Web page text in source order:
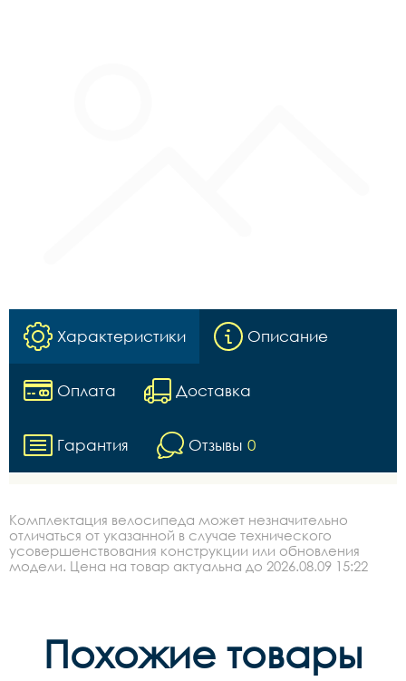
Характеристики Описание
Оплата Доставка
Гарантия Отзывы 0
Комплектация велосипеда может незначительно
отличаться от указанной в случае технического
усовершенствования конструкции или обновления
модели. Цена на товар актуальна до 2026.08.09 15:22
Похожие товары